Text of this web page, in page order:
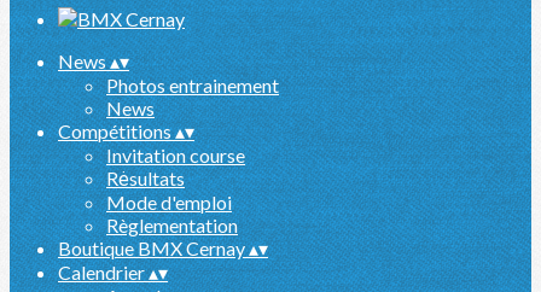
News▴▾
Photos entrainement
News
Compétitions▴▾
Invitation course
Rėsultats
Mode d'emploi
Règlementation
Boutique BMX Cernay▴▾
Calendrier▴▾